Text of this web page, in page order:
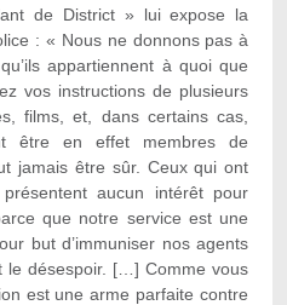
de District » lui expose la
: « Nous ne donnons pas à
appartiennent à quoi que
vos instructions de plusieurs
films, et, dans certains cas,
être en effet membres de
jamais être sûr. Ceux qui ont
aucun intérêt pour
que notre service est une
but d’immuniser nos agents
le désespoir. […] Comme vous
est une arme parfaite contre